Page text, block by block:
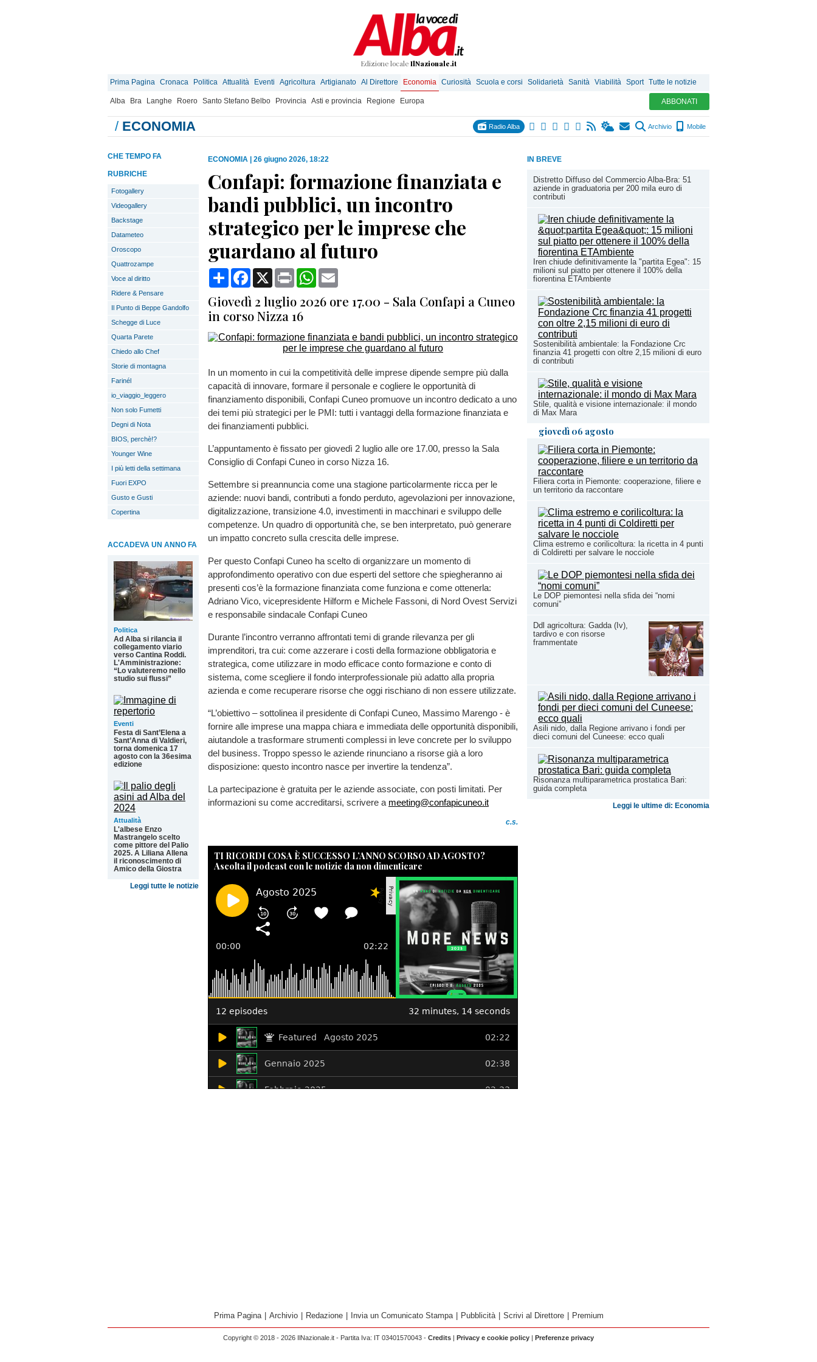
Edizione locale IlNazionale.it
Prima Pagina Cronaca Politica Attualità Eventi Agricoltura Artigianato Al Direttore Economia Curiosità Scuola e corsi Solidarietà Sanità Viabilità Sport Tutte le notizie
Alba Bra Langhe Roero Santo Stefano Belbo Provincia Asti e provincia Regione Europa ABBONATI
/ ECONOMIA Radio Alba Archivio Mobile
IN BREVE
Distretto Diffuso del Commercio Alba-Bra: 51
aziende in graduatoria per 200 mila euro di
contributi
Iren chiude definitivamente la "partita Egea": 15
milioni sul piatto per ottenere il 100% della
fiorentina ETAmbiente
Sostenibilità ambientale: la Fondazione Crc
finanzia 41 progetti con oltre 2,15 milioni di euro
di contributi
Stile, qualità e visione internazionale: il mondo
di Max Mara
giovedì 06 agosto
Filiera corta in Piemonte: cooperazione, filiere e
un territorio da raccontare
Clima estremo e corilicoltura: la ricetta in 4 punti
di Coldiretti per salvare le nocciole
Le DOP piemontesi nella sfida dei “nomi
comuni”
Ddl agricoltura: Gadda (Iv),
tardivo e con risorse
frammentate
Asili nido, dalla Regione arrivano i fondi per
dieci comuni del Cuneese: ecco quali
Risonanza multiparametrica prostatica Bari:
guida completa
Leggi le ultime di: Economia
CHE TEMPO FA
RUBRICHE
Fotogallery
Videogallery
Backstage
Datameteo
Oroscopo
Quattrozampe
Voce al diritto
Ridere & Pensare
Il Punto di Beppe Gandolfo
Schegge di Luce
Quarta Parete
Chiedo allo Chef
Storie di montagna
Farinél
io_viaggio_leggero
Non solo Fumetti
Degni di Nota
BIOS, perchè!?
Younger Wine
I più letti della settimana
Fuori EXPO
Gusto e Gusti
Copertina
ACCADEVA UN ANNO FA
Politica
Ad Alba si rilancia il
collegamento viario
verso Cantina Roddi.
L'Amministrazione:
“Lo valuteremo nello
studio sui flussi”
Eventi
Festa di Sant’Elena a
Sant’Anna di Valdieri,
torna domenica 17
agosto con la 36esima
edizione
Attualità
L'albese Enzo
Mastrangelo scelto
come pittore del Palio
2025. A Liliana Allena
il riconoscimento di
Amico della Giostra
Leggi tutte le notizie
ECONOMIA 26 giugno 2026, 18:22
Confapi: formazione finanziata e
bandi pubblici, un incontro
strategico per le imprese che
guardano al futuro
CondividiFacebook
X Print WhatsApp
Giovedì 2 luglio 2026 ore 17.00 - Sala Confapi a Cuneo
in corso Nizza 16
In un momento in cui la competitività delle imprese dipende sempre più dalla
capacità di innovare, formare il personale e cogliere le opportunità di
finanziamento disponibili, Confapi Cuneo promuove un incontro dedicato a uno
dei temi più strategici per le PMI: tutti i vantaggi della formazione finanziata e
dei finanziamenti pubblici.
L’appuntamento è fissato per giovedì 2 luglio alle ore 17.00, presso la Sala
Consiglio di Confapi Cuneo in corso Nizza 16.
Settembre si preannuncia come una stagione particolarmente ricca per le
aziende: nuovi bandi, contributi a fondo perduto, agevolazioni per innovazione,
digitalizzazione, transizione 4.0, investimenti in macchinari e sviluppo delle
competenze. Un quadro di opportunità che, se ben interpretato, può generare
un impatto concreto sulla crescita delle imprese.
Per questo Confapi Cuneo ha scelto di organizzare un momento di
approfondimento operativo con due esperti del settore che spiegheranno ai
presenti cos’è la formazione finanziata come funziona e come ottenerla:
Adriano Vico, vicepresidente Hilform e Michele Fassoni, di Nord Ovest Servizi
e responsabile sindacale Confapi Cuneo
Durante l’incontro verranno affrontati temi di grande rilevanza per gli
imprenditori, tra cui: come azzerare i costi della formazione obbligatoria e
strategica, come utilizzare in modo efficace conto formazione e conto di
sistema, come scegliere il fondo interprofessionale più adatto alla propria
azienda e come recuperare risorse che oggi rischiano di non essere utilizzate.
“L’obiettivo – sottolinea il presidente di Confapi Cuneo, Massimo Marengo - è
fornire alle imprese una mappa chiara e immediata delle opportunità disponibili,
aiutandole a trasformare strumenti complessi in leve concrete per lo sviluppo
del business. Troppo spesso le aziende rinunciano a risorse già a loro
disposizione: questo incontro nasce per invertire la tendenza”.
La partecipazione è gratuita per le aziende associate, con posti limitati. Per
informazioni su come accreditarsi, scrivere a meeting@confapicuneo.it
c.s.
TI RICORDI COSA È SUCCESSO L’ANNO SCORSO AD AGOSTO?
Ascolta il podcast con le notizie da non dimenticare
Prima Pagina Archivio Redazione Invia un Comunicato Stampa Pubblicità Scrivi al Direttore Premium
Copyright © 2018 - 2026 IlNazionale.it - Partita Iva: IT 03401570043 - Credits Privacy e cookie policy Preferenze privacy